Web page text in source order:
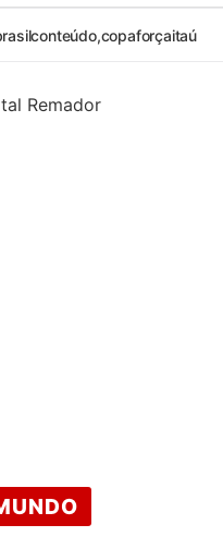
conteúdo,copaforçaitaú